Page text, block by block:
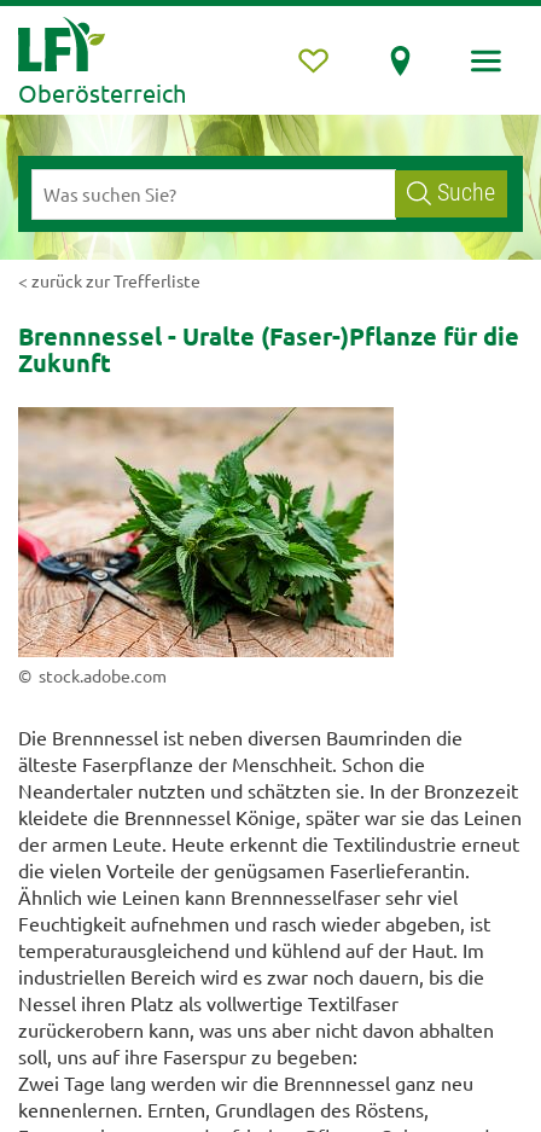
Oberösterreich
Suche
< zurück zur Trefferliste
Brennnessel - Uralte (Faser-)Pflanze für die
Zukunft
© stock.adobe.com
Die Brennnessel ist neben diversen Baumrinden die
älteste Faserpflanze der Menschheit. Schon die
Neandertaler nutzten und schätzten sie. In der Bronzezeit
kleidete die Brennnessel Könige, später war sie das Leinen
der armen Leute. Heute erkennt die Textilindustrie erneut
die vielen Vorteile der genügsamen Faserlieferantin.
Ähnlich wie Leinen kann Brennnesselfaser sehr viel
Feuchtigkeit aufnehmen und rasch wieder abgeben, ist
temperaturausgleichend und kühlend auf der Haut. Im
industriellen Bereich wird es zwar noch dauern, bis die
Nessel ihren Platz als vollwertige Textilfaser
zurückerobern kann, was uns aber nicht davon abhalten
soll, uns auf ihre Faserspur zu begeben:
Zwei Tage lang werden wir die Brennnessel ganz neu
kennenlernen. Ernten, Grundlagen des Röstens,